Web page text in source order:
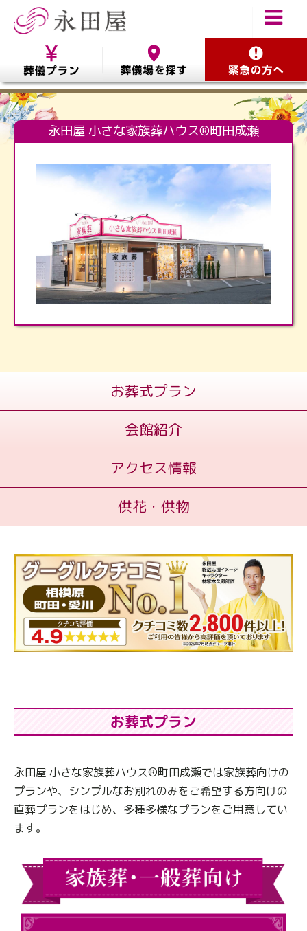
永田屋 小さな家族葬ハウス®町田成瀬
お葬式プラン
会館紹介
アクセス情報
供花・供物
お葬式プラン
永田屋 小さな家族葬ハウス®町田成瀬では家族葬向けの
プランや、シンプルなお別れのみをご希望する方向けの
直葬プランをはじめ、多種多様なプランをご用意してい
ます。